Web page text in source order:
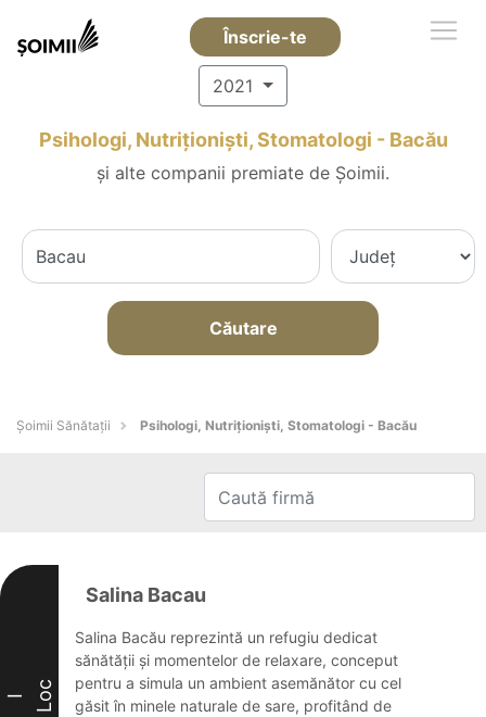
Înscrie-te
2021
Psihologi, Nutriționiști, Stomatologi - Bacău
și alte companii premiate de Șoimii.
Căutare
Şoimii Sănătații Psihologi, Nutriționiști, Stomatologi - Bacău
I Loc
Salina Bacau
Salina Bacău reprezintă un refugiu dedicat
sănătății și momentelor de relaxare, conceput
pentru a simula un ambient asemănător cu cel
găsit în minele naturale de sare, profitând de